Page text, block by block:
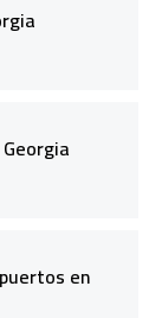
en